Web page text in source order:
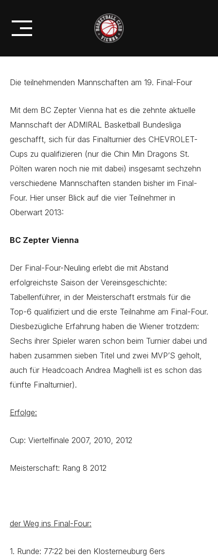
content
NUR NOCH 3 TAGE BIS ZUM
CHEVROLET-CUP-FINAL-FOUR
Die teilnehmenden Mannschaften am 19. Final-Four
Mit dem BC Zepter Vienna hat es die zehnte aktuelle
Mannschaft der ADMIRAL Basketball Bundesliga
geschafft, sich für das Finalturnier des CHEVROLET-
Cups zu qualifizieren (nur die Chin Min Dragons St.
Pölten waren noch nie mit dabei) insgesamt sechzehn
verschiedene Mannschaften standen bisher im Final-
Four. Hier unser Blick auf die vier Teilnehmer in
Oberwart 2013:
BC Zepter Vienna
Der Final-Four-Neuling erlebt die mit Abstand
erfolgreichste Saison der Vereinsgeschichte:
Tabellenführer, in der Meisterschaft erstmals für die
Top-6 qualifiziert und die erste Teilnahme am Final-Four.
Diesbezügliche Erfahrung haben die Wiener trotzdem:
Sechs ihrer Spieler waren schon beim Turnier dabei und
haben zusammen sieben Titel und zwei MVP’S geholt,
auch für Headcoach Andrea Maghelli ist es schon das
fünfte Finalturnier).
Erfolge:
Cup: Viertelfinale 2007, 2010, 2012
Meisterschaft: Rang 8 2012
der Weg ins Final-Four:
1. Runde: 77:22 bei den Klosterneuburg 6ers